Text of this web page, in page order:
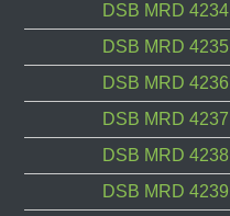
DSB MRD 4234
DSB MRD 4235
DSB MRD 4236
DSB MRD 4237
DSB MRD 4238
DSB MRD 4239